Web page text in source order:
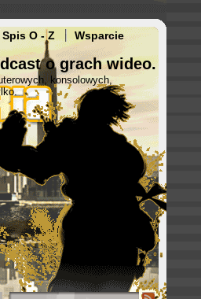
Spis O - Z Wsparcie
o grach wideo.
konsolowych,